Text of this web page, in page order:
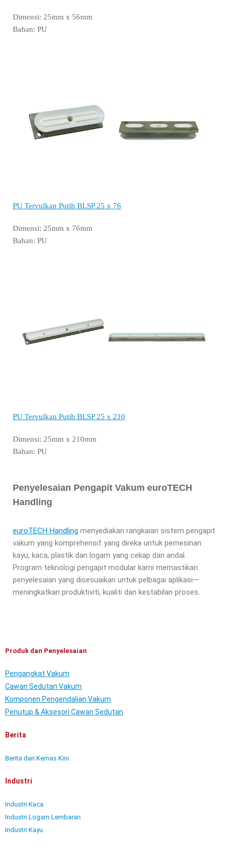
Dimensi: 25mm x 56mm
Bahan: PU
PU Tervulkan Putih BLSP 25 x 76
Dimensi: 25mm x 76mm
Bahan: PU
PU Tervulkan Putih BLSP 25 x 210
Dimensi: 25mm x 210mm
Bahan: PU
Penyelesaian Pengapit Vakum euroTECH
Handling
euroTECH Handling menyediakan rangkaian sistem pengapit
vakum yang komprehensif yang direka untuk pemesinan
kayu, kaca, plastik dan logam yang cekap dan andal.
Program teknologi pengapit modular kami memastikan
penyelesaian yang disesuaikan untuk pelbagai aplikasi—
meningkatkan produktiviti, kualiti dan kestabilan proses.
Produk dan Penyelesaian
Pengangkat Vakum
Cawan Sedutan Vakum
Komponen Pengendalian Vakum
Penutup & Aksesori Cawan Sedutan
Berita
Berita dan Kemas Kini
Industri
Industri Kaca
Industri Logam Lembaran
Industri Kayu